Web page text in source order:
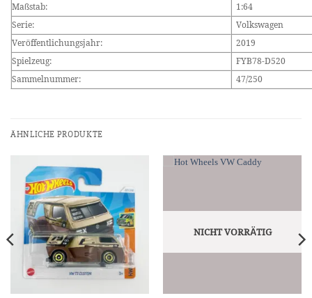
Maßstab:
1:64
Serie:
Volkswagen
Veröffentlichungsjahr:
2019
Spielzeug:
FYB78-D520
Sammelnummer:
47/250
ÄHNLICHE PRODUKTE
NICHT VORRÄTIG